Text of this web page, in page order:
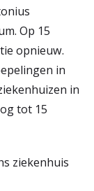
Op 15
opnieuw.
in
in
tot 15
ziekenhuis